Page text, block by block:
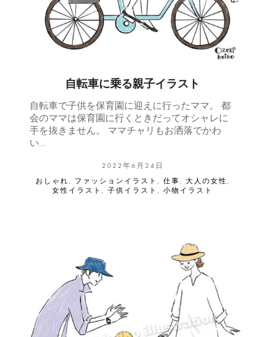
自転車に乗る親子イラスト
自転車で子供を保育園に迎えに行ったママ。 都
会のママは保育園に行くときだってオシャレに
手を抜きません。 ママチャリもお洒落でかわ
い…
2022年6月24日
おしゃれ , ファッションイラスト , 仕事 , 大人の女性 ,
女性イラスト , 子供イラスト , 小物イラスト